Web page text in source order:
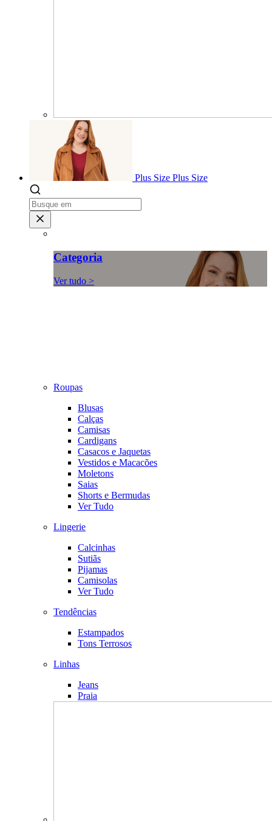
Plus Size Plus Size
Categoria
Ver tudo >
Roupas
Blusas
Calças
Camisas
Cardigans
Casacos e Jaquetas
Vestidos e Macacões
Moletons
Saias
Shorts e Bermudas
Ver Tudo
Lingerie
Calcinhas
Sutiãs
Pijamas
Camisolas
Ver Tudo
Tendências
Estampados
Tons Terrosos
Linhas
Jeans
Praia